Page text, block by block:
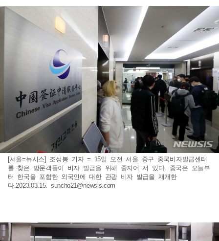
[서울=뉴시스] 조성봉 기자 = 15일 오전 서울 중구 중국비자발급센터
를 찾은 방문객들이 비자 발급을 위해 줄지어 서 있다. 중국은 오늘부
터 한국을 포함한 외국인에 대한 관광 비자 발급을 재개한
다.2023.03.15. suncho21@newsis.com